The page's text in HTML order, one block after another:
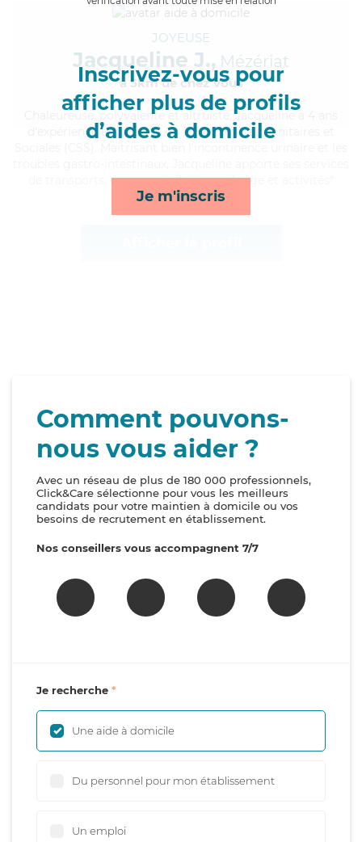
Inscrivez-vous pour
afficher plus de profils
d’aides à domicile
Je m'inscris
JOYEUSE
Jacqueline J., Mézériat
à 5km de chez Vous
, polyvalente et altruiste, Jacqueline a 4 ans
d'expérience et possède un BEP Carrières Sanitaires et
de transports, compagnie/loisirs, ménage et activités*
Comment pouvons-
nous vous aider ?
Avec un réseau de plus de 180 000 professionnels,
Click&Care sélectionne pour vous les meilleurs
candidats pour votre maintien à domicile ou vos
besoins de recrutement en établissement.
Nos conseillers vous accompagnent 7/7
Je recherche
Une aide à domicile
Du personnel pour mon établissement
Un emploi